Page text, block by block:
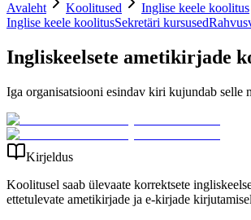
Avaleht
Koolitused Inglise keele koolitus
Inglise keele koolitusSekretäri kursused
Ingliskeelsete ametikirjade
Iga organisatsiooni esindav kiri kujundab
Kirjeldus
Koolitusel saab ülevaate korrektsete
ettetulevate ametikirjade ja e-kirjade